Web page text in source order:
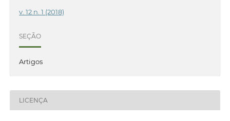
v. 12 n. 1 (2018)
SEÇÃO
Artigos
LICENÇA